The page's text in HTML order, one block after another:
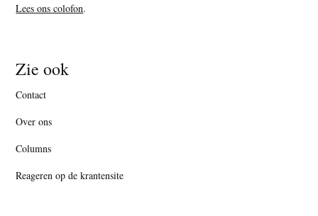
Lees ons colofon.
Zie ook
Contact
Over ons
Columns
Reageren op de krantensite